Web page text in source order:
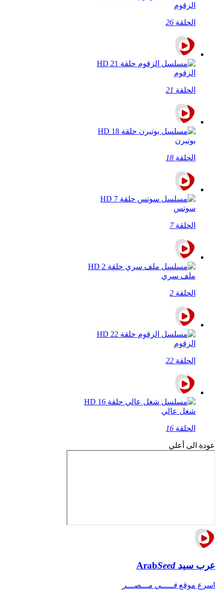
الزقوم
الحلقة 26
الزقوم
الحلقة 21
يوتيرن
الحلقة 18
سوتس
الحلقة7
ملف سري
الحلقة 2
الزقوم
الحلقة 22
شغل عالي
الحلقة 16
عودة الى أعلي
عرب سيد ArabSeed
اسرع موقع فـــــي مـــصـــر